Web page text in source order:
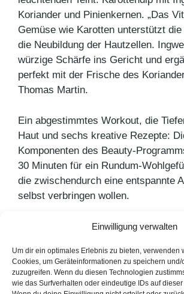
Einwilligung verwalten
Um dir ein optimales Erlebnis zu bieten, verwenden
Cookies, um Geräteinformationen zu speichern und/
zuzugreifen. Wenn du diesen Technologien
wie das Surfverhalten oder eindeutige IDs auf
Koriander und Pinienker­nen. „Das
Gemüse wie Karotten unterstützt
die Neubildung der Hautzellen.
wür­zige Schärfe ins Gericht und
perfekt mit der Frische des
Thomas Martin.
Ein abgestimmtes Workout, die
Haut und sechs kreative Rezepte:
Komponenten des Beauty-
30 Minuten für ein Rundum-
die zwischendurch eine ent­spannte
selbst verbringen wollen.
Pressemitteilungen
Schlagwörter
beauty
Schaebens Beauty Workout mit
Musikstreaming wächst